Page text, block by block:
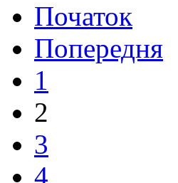
Початок
Попередня
1
2
3
4